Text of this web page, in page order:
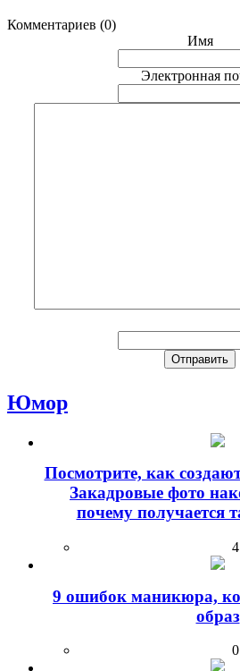
Комментариев (0)
Имя
Электронная
Юмор
Посмотрите, как
Закадровые фото
почему получается
4
9 ошибок маникюра,
образ
0